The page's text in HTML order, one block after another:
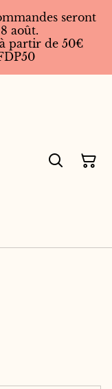
seront
août.
partir de 50€